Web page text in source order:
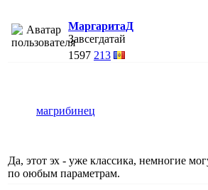
МаргаритаД
Завсегдатай
1597 213
магрибинец
Да, этот эх - уже классика, немногие
по оюбым параметрам.